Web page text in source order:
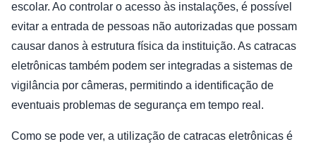
escolar. Ao controlar o acesso às instalações, é possível
evitar a entrada de pessoas não autorizadas que possam
causar danos à estrutura física da instituição. As catracas
eletrônicas também podem ser integradas a sistemas de
vigilância por câmeras, permitindo a identificação de
eventuais problemas de segurança em tempo real.
Como se pode ver, a utilização de catracas eletrônicas é